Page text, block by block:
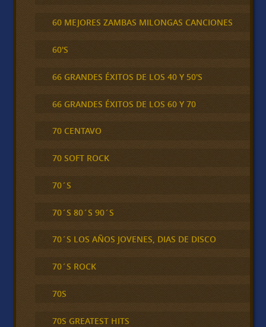
60 MEJORES ZAMBAS MILONGAS CANCIONES
60'S
66 GRANDES ÉXITOS DE LOS 40 Y 50'S
66 GRANDES ÉXITOS DE LOS 60 Y 70
70 CENTAVO
70 SOFT ROCK
70´S
70´S 80´S 90´S
70´S LOS AÑOS JOVENES, DIAS DE DISCO
70´S ROCK
70S
70S GREATEST HITS